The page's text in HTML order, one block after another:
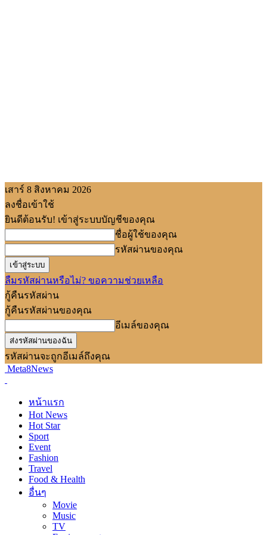
เสาร์ 8 สิงหาคม 2026
ลงชื่อเข้าใช้
ยินดีต้อนรับ! เข้าสู่ระบบบัญชีของคุณ
ชื่อผู้ใช้ของคุณ
รหัสผ่านของคุณ
ลืมรหัสผ่านหรือไม่? ขอความช่วยเหลือ
กู้คืนรหัสผ่าน
กู้คืนรหัสผ่านของคุณ
อีเมล์ของคุณ
รหัสผ่านจะถูกอีเมล์ถึงคุณ
Meta8News
หน้าแรก
Hot News
Hot Star
Sport
Event
Fashion
Travel
Food & Health
อื่นๆ
Movie
Music
TV